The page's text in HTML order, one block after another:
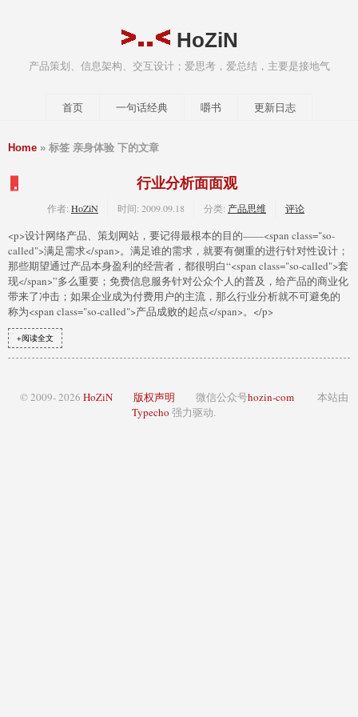
HoZiN
产品策划、信息架构、交互设计；爱思考，爱总结，主要是接地气
首页 一句话经典 嚼书 更新日志
Home » 标签 亲身体验 下的文章
行业分析面面观
作者: HoZiN 时间: 2009.09.18 分类: 产品思维 评论
<p>设计网络产品、策划网站，要记得最根本的目的——<span class="so-
called">满足需求</span>。满足谁的需求，就要有侧重的进行针对性设计；
那些期望通过产品本身盈利的经营者，都很明白“<span class="so-called">套
现</span>”多么重要；免费信息服务针对公众个人的普及，给产品的商业化
带来了冲击；如果企业成为付费用户的主流，那么行业分析就不可避免的
称为<span class="so-called">产品成败的起点</span>。</p>
+阅读全文
© 2009- 2026 HoZiN 版权声明 微信公众号hozin-com
本站由
Typecho 强力驱动.